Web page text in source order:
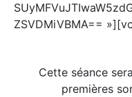
ZSVDMiVBMA==
Cette séance
premières